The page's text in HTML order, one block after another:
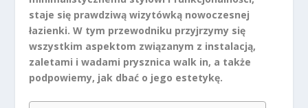
staje się prawdziwą wizytówką nowoczesnej
łazienki. W tym przewodniku przyjrzymy się
wszystkim aspektom związanym z instalacją,
zaletami i wadami prysznica walk in, a także
podpowiemy, jak dbać o jego estetykę.